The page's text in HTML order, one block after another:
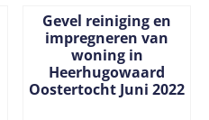
Gevel reiniging en
impregneren van
woning in
Heerhugowaard
Oostertocht Juni 2022